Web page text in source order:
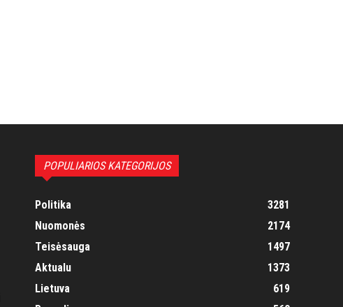
POPULIARIOS KATEGORIJOS
Politika
3281
Nuomonės
2174
Teisėsauga
1497
Aktualu
1373
Lietuva
619